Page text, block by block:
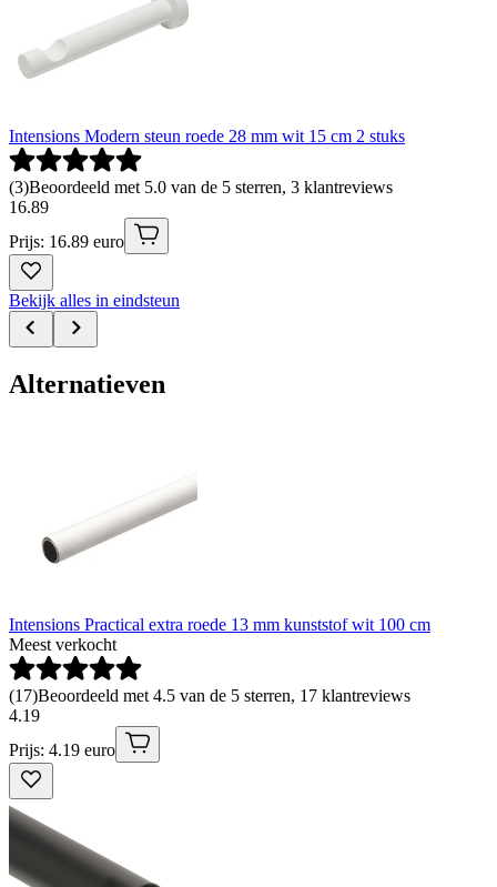
Intensions Modern steun roede 28 mm wit 15 cm 2 stuks
(3)Beoordeeld met 5.0 van de 5 sterren, 3 klantreviews
16.89
Prijs: 16.89 euro
Bekijk alles in eindsteun
Alternatieven
Intensions Practical extra roede 13 mm kunststof wit 100 cm
Meest verkocht
(17)Beoordeeld met 4.5 van de 5 sterren, 17 klantreviews
4.19
Prijs: 4.19 euro